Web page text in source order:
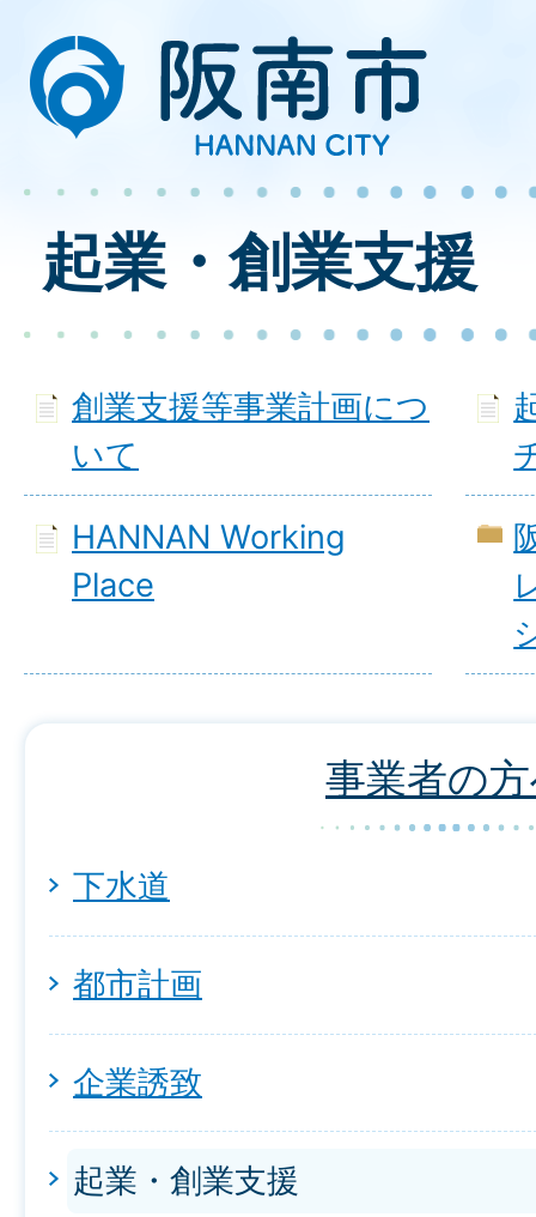
起業・創業支援
創業支援等事業計画につ
いて
HANNAN Working
Place
事業者の
下水道
都市計画
企業誘致
起業・創業支援